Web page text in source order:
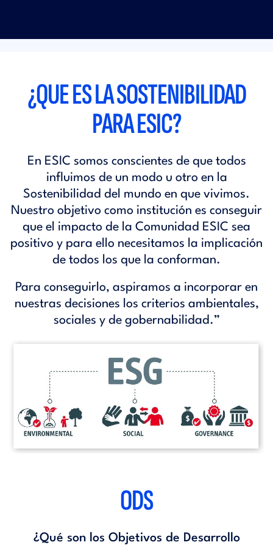
¿QUE ES LA SOSTENIBILIDAD
PARA ESIC?
En ESIC somos conscientes de que todos
influimos de un modo u otro en la
Sostenibilidad del mundo en que vivimos.
Nuestro objetivo como institución es conseguir
que el impacto de la Comunidad ESIC sea
positivo y para ello necesitamos la implicación
de todos los que la conforman.
Para conseguirlo, aspiramos a incorporar en
nuestras decisiones los criterios ambientales,
sociales y de gobernabilidad.”
ODS
¿Qué son los Objetivos de Desarrollo